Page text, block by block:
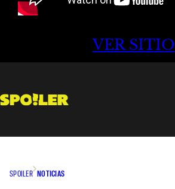
VER SITIO
SPOILER NOTICIAS